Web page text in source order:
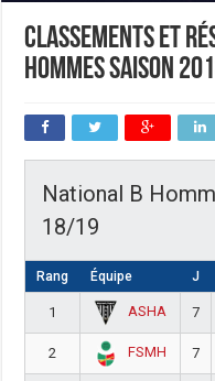
Classements et
hommes saison
National B
18/19
Rang Équipe J
1 ASHA 7
2 FSMH 7